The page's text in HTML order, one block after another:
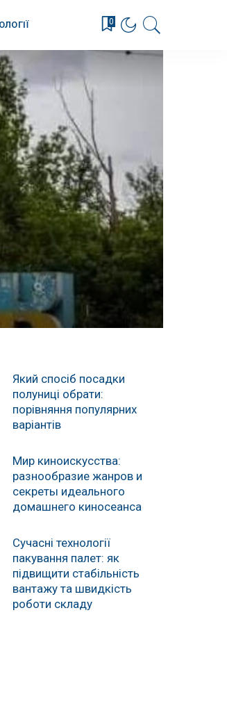
0
Який спосіб посадки
полуниці обрати:
порівняння популярних
варіантів
Мир киноискусства:
разнообразие жанров и
секреты идеального
домашнего киносеанса
Сучасні технології
пакування палет: як
підвищити стабільність
вантажу та швидкість
роботи складу